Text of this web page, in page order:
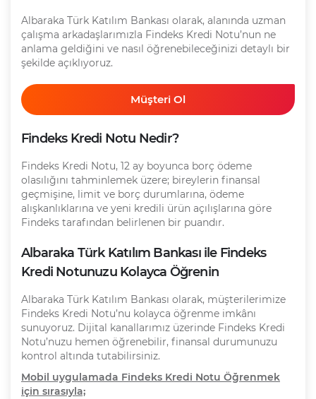
Albaraka Türk Katılım Bankası olarak, alanında uzman
çalışma arkadaşlarımızla Findeks Kredi Notu’nun ne
anlama geldiğini ve nasıl öğrenebileceğinizi detaylı bir
şekilde açıklıyoruz.
Müşteri Ol
Findeks Kredi Notu Nedir?
Findeks Kredi Notu, 12 ay boyunca borç ödeme
olasılığını tahminlemek üzere; bireylerin finansal
geçmişine, limit ve borç durumlarına, ödeme
alışkanlıklarına ve yeni kredili ürün açılışlarına göre
Findeks tarafından belirlenen bir puandır.
Albaraka Türk Katılım Bankası ile Findeks
Kredi Notunuzu Kolayca Öğrenin
Albaraka Türk Katılım Bankası olarak, müşterilerimize
Findeks Kredi Notu’nu kolayca öğrenme imkânı
sunuyoruz. Dijital kanallarımız üzerinde Findeks Kredi
Notu’nuzu hemen öğrenebilir, finansal durumunuzu
kontrol altında tutabilirsiniz.
Mobil uygulamada Findeks Kredi Notu Öğrenmek
için sırasıyla;